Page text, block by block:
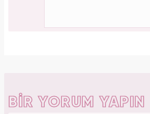
BİR YORUM YAPIN